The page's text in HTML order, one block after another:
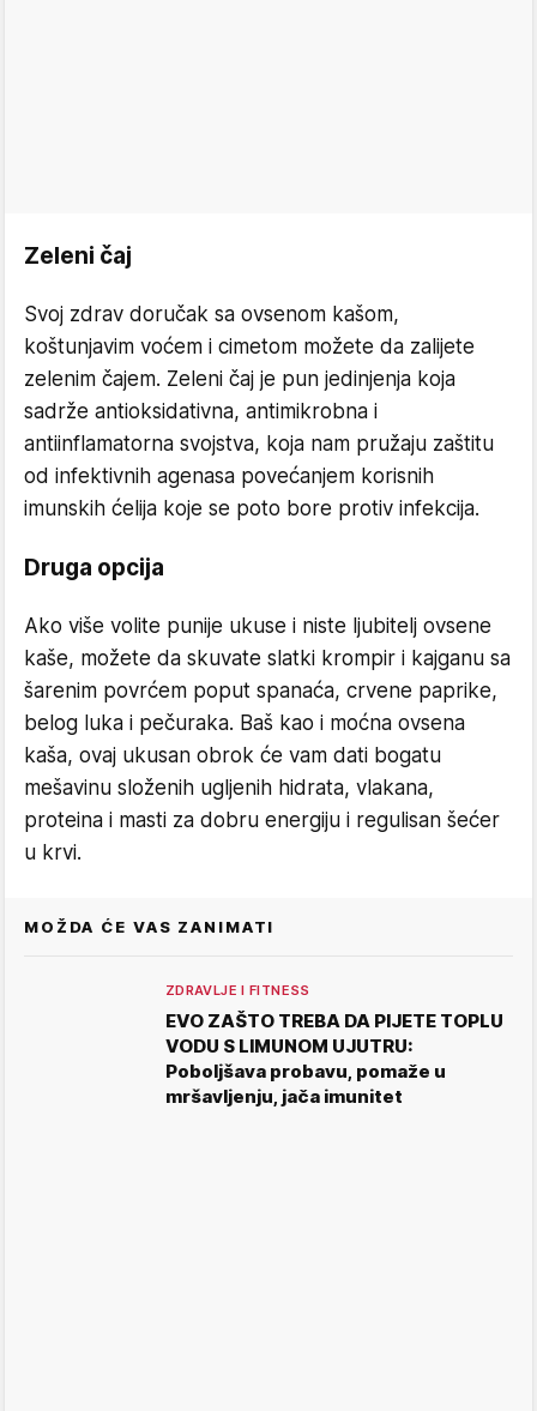
Zeleni čaj
Svoj zdrav doručak sa ovsenom kašom,
koštunjavim voćem i cimetom možete da zalijete
zelenim čajem. Zeleni čaj je pun jedinjenja koja
sadrže antioksidativna, antimikrobna i
antiinflamatorna svojstva, koja nam pružaju zaštitu
od infektivnih agenasa povećanjem korisnih
imunskih ćelija koje se poto bore protiv infekcija.
Druga opcija
Ako više volite punije ukuse i niste ljubitelj ovsene
kaše, možete da skuvate slatki krompir i kajganu sa
šarenim povrćem poput spanaća, crvene paprike,
belog luka i pečuraka. Baš kao i moćna ovsena
kaša, ovaj ukusan obrok će vam dati bogatu
mešavinu složenih ugljenih hidrata, vlakana,
proteina i masti za dobru energiju i regulisan šećer
u krvi.
MOŽDA ĆE VAS ZANIMATI
ZDRAVLJE I FITNESS
EVO ZAŠTO TREBA DA PIJETE TOPLU
VODU S LIMUNOM UJUTRU:
Poboljšava probavu, pomaže u
mršavljenju, jača imunitet